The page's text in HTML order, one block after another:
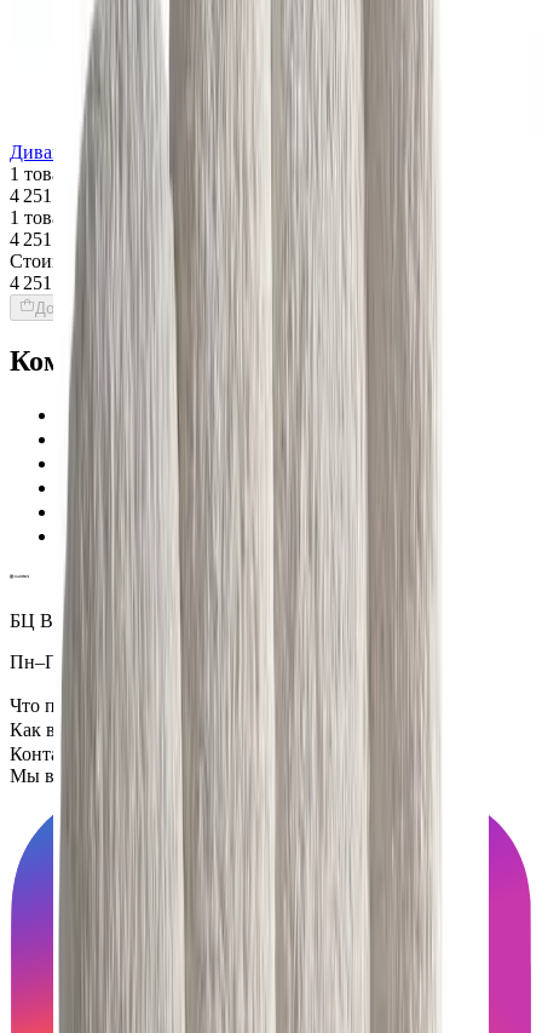
Диван EDRA Cipria
1 товар
4 251 $
1 товар
4 251 $
Стоимость интерьера:
4 251 $
Добавить товары в заказ
Команда Globus гарантирует
Исключительная поддержка
Лучшие цены на рынке
БЦ Ванкэ, Фошань, Гуандун, Китай
Пн–Пт 5:00–14:00 (Мск)
Что посмотреть
Как всё устроено
Контакты
Мы в социальных сетях